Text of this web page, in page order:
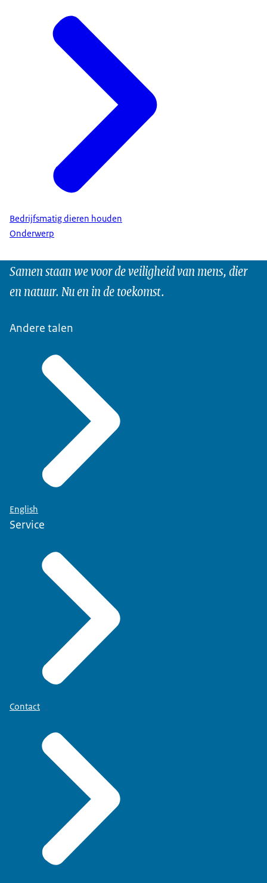
Bedrijfsmatig dieren houden
Onderwerp
Samen staan we voor de veiligheid van mens, dier
en natuur. Nu en in de toekomst.
Andere talen
English
Service
Contact